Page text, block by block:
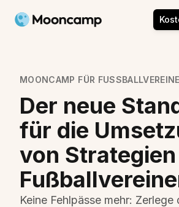
Mooncamp
MOONCAMP FÜR FUSSBALLVEREINE
Der neue
für die
von
Keine Fehlpässe mehr: Zerlege